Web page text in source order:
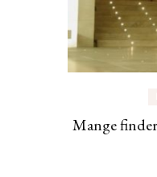
Mange